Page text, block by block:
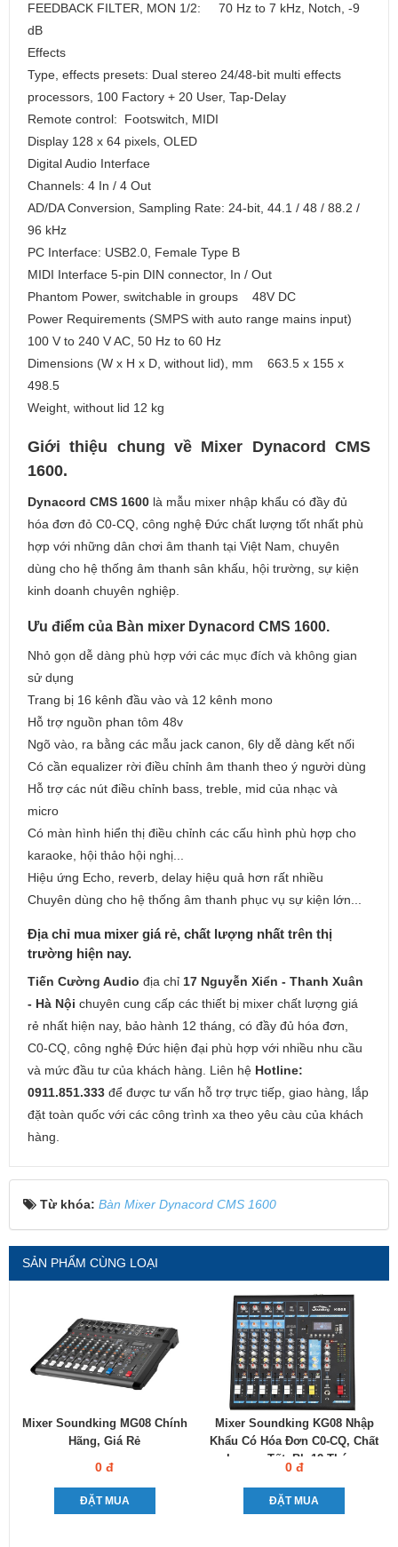
FEEDBACK FILTER, MON 1/2: 70 Hz to 7 kHz, Notch, -9
dB
Effects
Type, effects presets: Dual stereo 24/48-bit multi effects
processors, 100 Factory + 20 User, Tap-Delay
Remote control: Footswitch, MIDI
Display 128 x 64 pixels, OLED
Digital Audio Interface
Channels: 4 In / 4 Out
AD/DA Conversion, Sampling Rate: 24-bit, 44.1 / 48 / 88.2 /
96 kHz
PC Interface: USB2.0, Female Type B
MIDI Interface 5-pin DIN connector, In / Out
Phantom Power, switchable in groups 48V DC
Power Requirements (SMPS with auto range mains input)
100 V to 240 V AC, 50 Hz to 60 Hz
Dimensions (W x H x D, without lid), mm 663.5 x 155 x
498.5
Weight, without lid 12 kg
Giới thiệu chung về Mixer Dynacord CMS
1600.
Dynacord CMS 1600 là mẫu mixer nhập khẩu có đầy đủ
hóa đơn đỏ C0-CQ, công nghệ Đức chất lượng tốt nhất phù
hợp với những dân chơi âm thanh tại Việt Nam, chuyên
dùng cho hệ thống âm thanh sân khấu, hội trường, sự kiện
kinh doanh chuyên nghiệp.
Ưu điểm của Bàn mixer Dynacord CMS 1600.
Nhỏ gọn dễ dàng phù hợp với các mục đích và không gian
sử dụng
Trang bị 16 kênh đầu vào và 12 kênh mono
Hỗ trợ nguồn phan tôm 48v
Ngõ vào, ra bằng các mẫu jack canon, 6ly dễ dàng kết nối
Có cần equalizer rời điều chỉnh âm thanh theo ý người dùng
Hỗ trợ các nút điều chỉnh bass, treble, mid của nhạc và
micro
Có màn hình hiển thị điều chỉnh các cấu hình phù hợp cho
karaoke, hội thảo hội nghị...
Hiệu ứng Echo, reverb, delay hiệu quả hơn rất nhiều
Chuyên dùng cho hệ thống âm thanh phục vụ sự kiện lớn...
Địa chỉ mua mixer giá rẻ, chất lượng nhất trên thị
trường hiện nay.
Tiến Cường Audio địa chỉ 17 Nguyễn Xiển - Thanh Xuân
- Hà Nội chuyên cung cấp các thiết bị mixer chất lượng giá
rẻ nhất hiện nay, bảo hành 12 tháng, có đầy đủ hóa đơn,
C0-CQ, công nghệ Đức hiện đại phù hợp với nhiều nhu cầu
và mức đầu tư của khách hàng. Liên hệ Hotline:
0911.851.333 để được tư vấn hỗ trợ trực tiếp, giao hàng, lắp
đặt toàn quốc với các công trình xa theo yêu càu của khách
hàng.
Từ khóa: Bàn Mixer Dynacord CMS 1600
SẢN PHẨM CÙNG LOẠI
Mixer Soundking MG08 Chính
Hãng, Giá Rẻ
0 đ
ĐẶT MUA
Mixer Soundking KG08 Nhập
Khẩu Có Hóa Đơn C0-CQ, Chất
Lượng Tốt, Bh 12 Tháng
0 đ
ĐẶT MUA